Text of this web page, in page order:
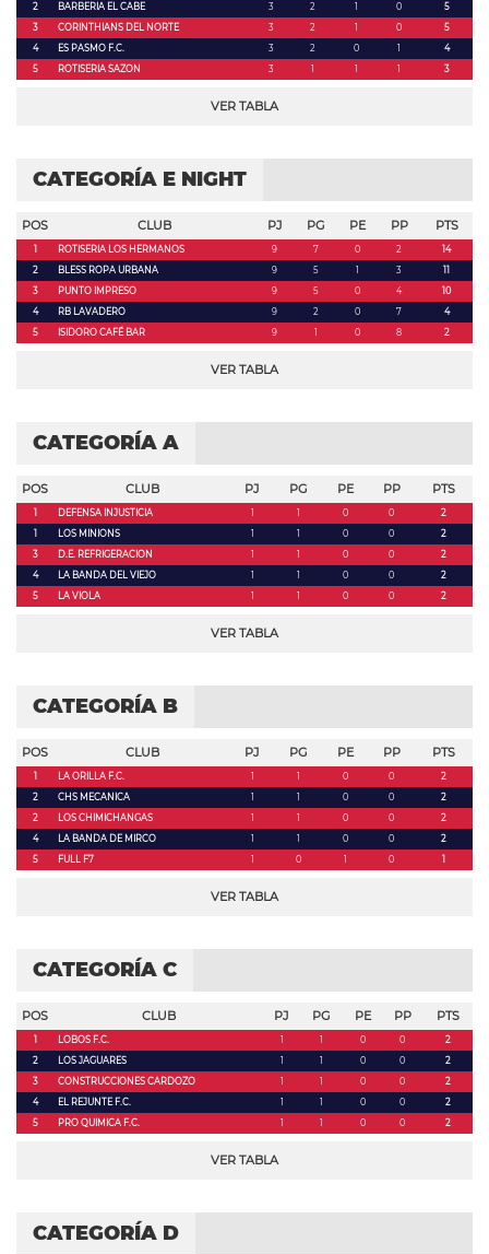
2
BARBERIA EL CABE 3 2 1 0
5
3
CORINTHIANS DEL NORTE 3 2 1 0
5
4
ES PASMO F.C. 3 2 0 1
4
5
ROTISERIA SAZON 3 1 1 1 3
VER TABLA
CATEGORÍA E NIGHT
POS CLUB PJ PG PE PP PTS
1 ROTISERIA LOS HERMANOS 9 7 0 2
14
2
BLESS ROPA URBANA 9 5 1 3
11
3
PUNTO IMPRESO 9 5 0 4
10
4
RB LAVADERO 9 2 0 7
4
5
ISIDORO CAFÉ BAR 9 1 0 8 2
VER TABLA
CATEGORÍA A
POS CLUB PJ PG PE PP PTS
1 DEFENSA INJUSTICIA 1 1 0 0
2
1
LOS MINIONS 1 1 0 0
2
3
D.E. REFRIGERACION 1 1 0 0
2
4
LA BANDA DEL VIEJO 1 1 0 0
2
5
LA VIOLA 1 1 0 0 2
VER TABLA
CATEGORÍA B
POS CLUB PJ PG PE PP PTS
1 LA ORILLA F.C. 1 1 0 0
2
2
CHS MECANICA 1 1 0 0
2
2
LOS CHIMICHANGAS 1 1 0 0
2
4
LA BANDA DE MIRCO 1 1 0 0
2
5
FULL F7 1 0 1 0 1
VER TABLA
CATEGORÍA C
POS CLUB PJ PG PE PP PTS
1 LOBOS F.C. 1 1 0 0
2
2
LOS JAGUARES 1 1 0 0
2
3
CONSTRUCCIONES CARDOZO 1 1 0 0
2
4
EL REJUNTE F.C. 1 1 0 0
2
5
PRO QUIMICA F.C. 1 1 0 0 2
VER TABLA
CATEGORÍA D